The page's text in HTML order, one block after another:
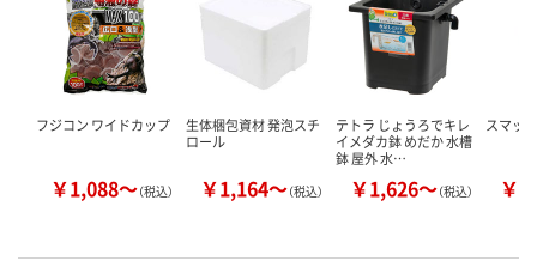
フジコン ワイドカップ
￥1,088～（税込）
生体梱包資材 発泡スチ
ロール
￥1,164～（税込）
テトラ じょうろでキレ
イメダカ鉢 めだか 水槽
鉢 屋外 水…
￥1,626～（税込）
スマッ
￥